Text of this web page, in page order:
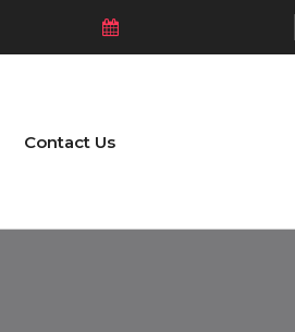
Contact Us